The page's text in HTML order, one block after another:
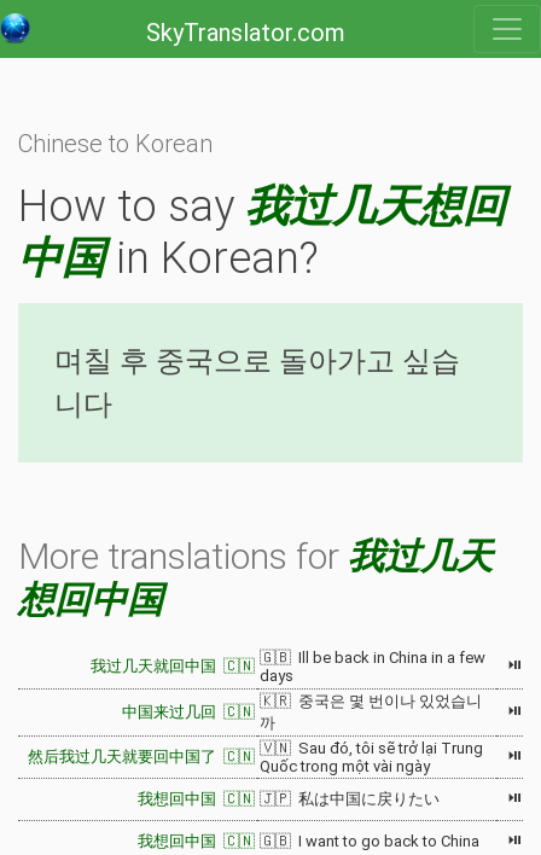
SkyTranslator.com
Chinese to Korean
How to say 我过几天想回
中国in Korean?
며칠 후 중국으로 돌아가고 싶습
니다
More translations for 我过几天
想回中国
我过几天就回中国 🇨🇳 🇬🇧 Ill be back in China in a few
days
⏯
中国来过几回 🇨🇳
🇰🇷 중국은 몇 번이나 있었습니
까
⏯
然后我过几天就要回中国了 🇨🇳 🇻🇳 Sau đó, tôi sẽ trở lại Trung
Quốc trong một vài ngày
⏯
我想回中国 🇨🇳 🇯🇵 私は中国に戻りたい ⏯
我想回中国 🇨🇳 🇬🇧 I want to go back to China ⏯